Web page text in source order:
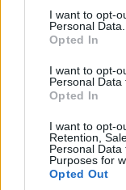
consent section.
I want to opt-
Personal Data.
Opted In
I want to opt-
Personal Data
Opted In
I want to opt-
Retention,
Personal
Purposes for
Opted Out
PC-n már
nagyobb
játékosoknak
Unmute Loaded
21.86%
Bőven volt időnk